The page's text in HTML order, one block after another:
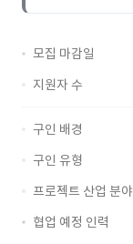
모집 마감일
지원자 수
구인 배경
구인 유형
프로젝트 산업 분야
협업 예정 인력